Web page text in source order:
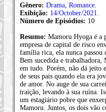
Gênero: Drama Romance
Exibição: 14/October/2021
Número de Episódios: 10
Resumo: Mamoru Hyoga é a
empresa de capital de risco
família rica, ela nunca passou
Bem sucedida e
em tudo. Porém, não dá jeito
de seus pais quando ela era
de amor. No auge de sua
traição, levando à sua ruína.
um estagiário pobre que
Mamoru. Juntos, os dois vão